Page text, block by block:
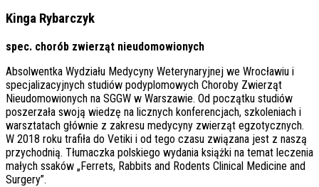
Kinga Rybarczyk
spec. chorób zwierząt nieudomowionych
Absolwentka Wydziału Medycyny Weterynaryjnej we Wrocławiu i
specjalizacyjnych studiów podyplomowych Choroby Zwierząt
Nieudomowionych na SGGW w Warszawie. Od początku studiów
poszerzała swoją wiedzę na licznych konferencjach, szkoleniach i
warsztatach głównie z zakresu medycyny zwierząt egzotycznych.
W 2018 roku trafiła do Vetiki i od tego czasu związana jest z naszą
przychodnią. Tłumaczka polskiego wydania książki na temat leczenia
małych ssaków „Ferrets, Rabbits and Rodents Clinical Medicine and
Surgery”.